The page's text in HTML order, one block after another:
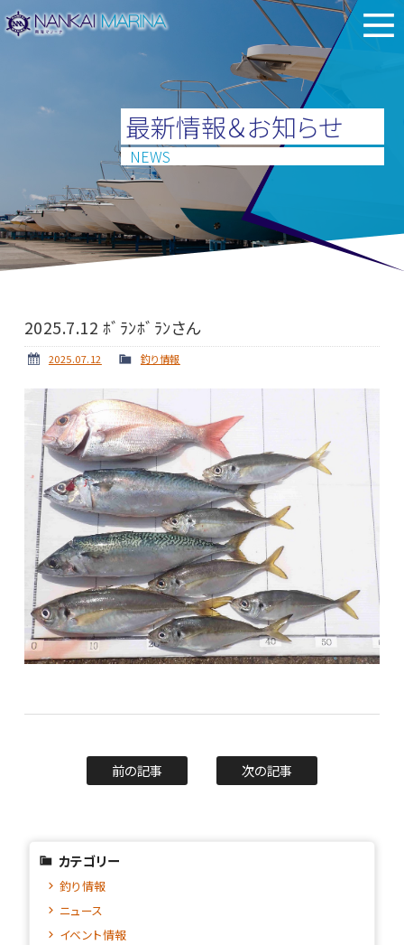
最新情報＆お知らせ
NEWS
2025.7.12 ﾎﾞﾗﾝﾎﾞﾗﾝさん
2025.07.12 釣り情報
前の記事 次の記事
カテゴリー
釣り情報
ニュース
イベント情報